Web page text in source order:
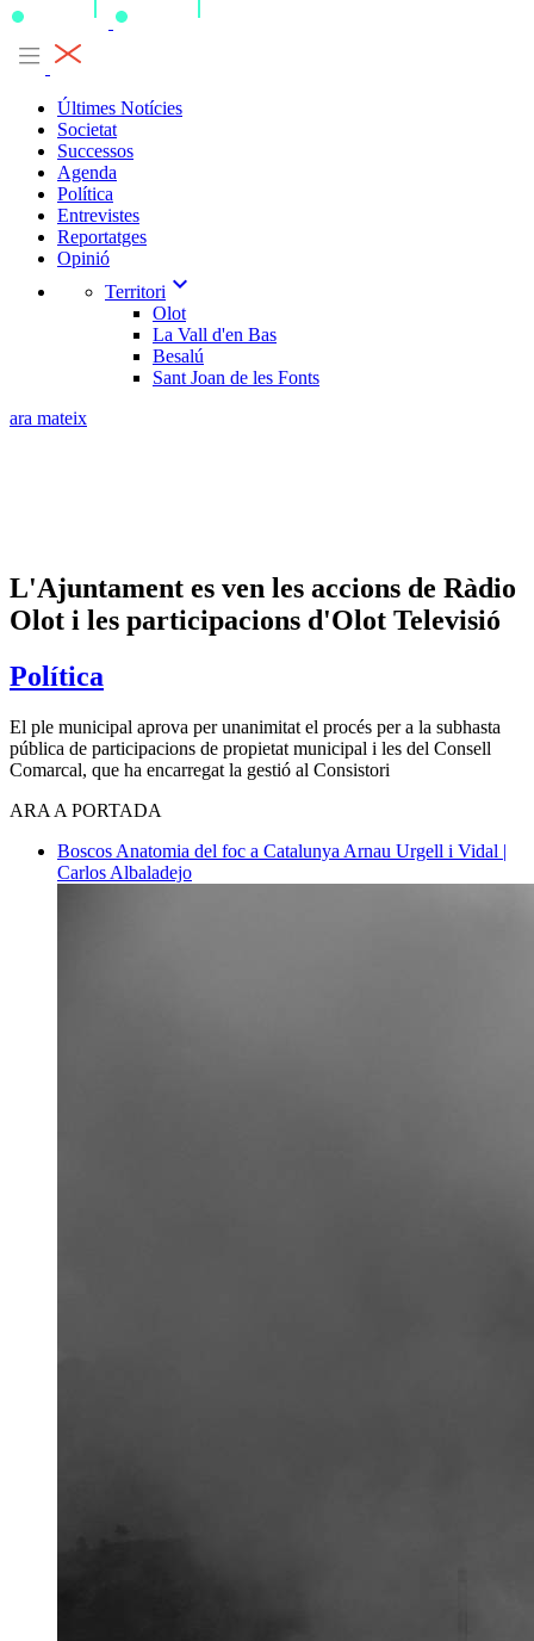
Últimes Notícies
Societat
Successos
Agenda
Política
Entrevistes
Reportatges
Opinió
Territori expand_more
Olot
La Vall d'en Bas
Besalú
Sant Joan de les Fonts
ara mateix
L'Ajuntament es ven les accions de Ràdio
Olot i les participacions d'Olot Televisió
Política
El ple municipal aprova per unanimitat el procés per a la subhasta
pública de participacions de propietat municipal i les del Consell
Comarcal, que ha encarregat la gestió al Consistori
ARA A PORTADA
Boscos Anatomia del foc a Catalunya Arnau Urgell i Vidal |
Carlos Albaladejo